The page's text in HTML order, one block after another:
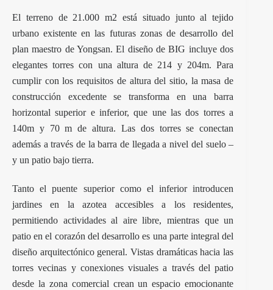
El terreno de 21.000 m2 está situado junto al tejido
urbano existente en las futuras zonas de desarrollo del
plan maestro de Yongsan. El diseño de BIG incluye dos
elegantes torres con una altura de 214 y 204m. Para
cumplir con los requisitos de altura del sitio, la masa de
construcción excedente se transforma en una barra
horizontal superior e inferior, que une las dos torres a
140m y 70 m de altura. Las dos torres se conectan
además a través de la barra de llegada a nivel del suelo –
y un patio bajo tierra.
Tanto el puente superior como el inferior introducen
jardines en la azotea accesibles a los residentes,
permitiendo actividades al aire libre, mientras que un
patio en el corazón del desarrollo es una parte integral del
diseño arquitectónico general. Vistas dramáticas hacia las
torres vecinas y conexiones visuales a través del patio
desde la zona comercial crean un espacio emocionante